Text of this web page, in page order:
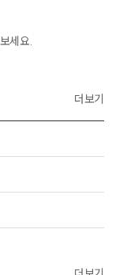
세요.
더보기